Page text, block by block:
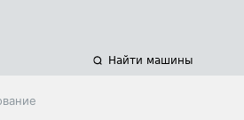
Найти машины